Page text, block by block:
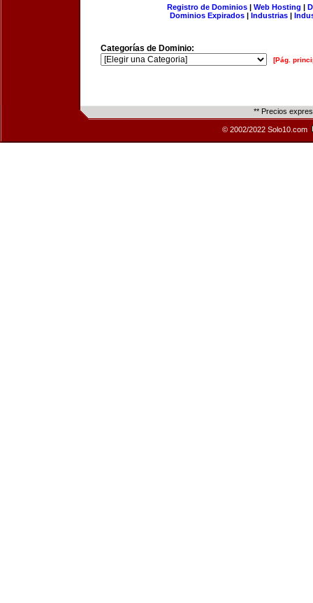
Registro de Dominios| Web Hosting |
Dominios Expirados | Industrias |
Categorías de Dominio:
[Pág.
** Precios
© 2002/2022 Solo10.com